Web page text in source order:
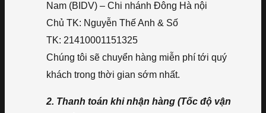
Nam (BIDV) – Chi nhánh Đông Hà nội
Chủ TK: Nguyễn Thế Anh & Số
TK: 21410001151325
Chúng tôi sẽ chuyển hàng miễn phí tới quý
khách trong thời gian sớm nhất.
2. Thanh toán khi nhận hàng (Tốc độ vận